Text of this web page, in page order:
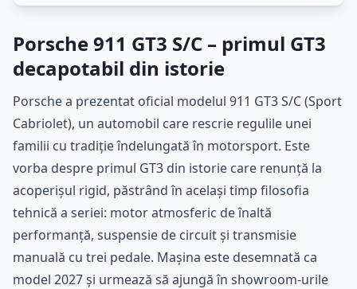
Porsche 911 GT3 S/C – primul GT3
decapotabil din istorie
Porsche a prezentat oficial modelul 911 GT3 S/C (Sport
Cabriolet), un automobil care rescrie regulile unei
familii cu tradiție îndelungată în motorsport. Este
vorba despre primul GT3 din istorie care renunță la
acoperișul rigid, păstrând în același timp filosofia
tehnică a seriei: motor atmosferic de înaltă
performanță, suspensie de circuit și transmisie
manuală cu trei pedale. Mașina este desemnată ca
model 2027 și urmează să ajungă în showroom-urile